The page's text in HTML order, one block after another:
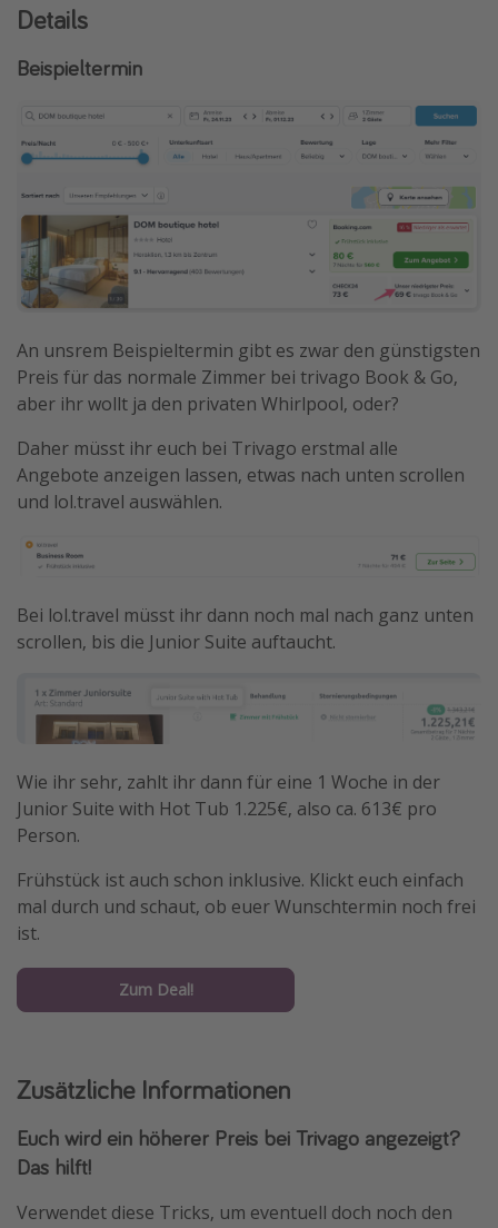
Details
Beispieltermin
An unsrem Beispieltermin gibt es zwar den günstigsten
Preis für das normale Zimmer bei trivago Book & Go,
aber ihr wollt ja den privaten Whirlpool, oder?
Daher müsst ihr euch bei Trivago erstmal alle
Angebote anzeigen lassen, etwas nach unten scrollen
und lol.travel auswählen.
Bei lol.travel müsst ihr dann noch mal nach ganz unten
scrollen, bis die Junior Suite auftaucht.
Wie ihr sehr, zahlt ihr dann für eine 1 Woche in der
Junior Suite with Hot Tub 1.225€, also ca. 613€ pro
Person.
Frühstück ist auch schon inklusive. Klickt euch einfach
mal durch und schaut, ob euer Wunschtermin noch frei
ist.
Zum Deal!
Zusätzliche Informationen
Euch wird ein höherer Preis bei Trivago angezeigt?
Das hilft!
Verwendet diese Tricks, um eventuell doch noch den